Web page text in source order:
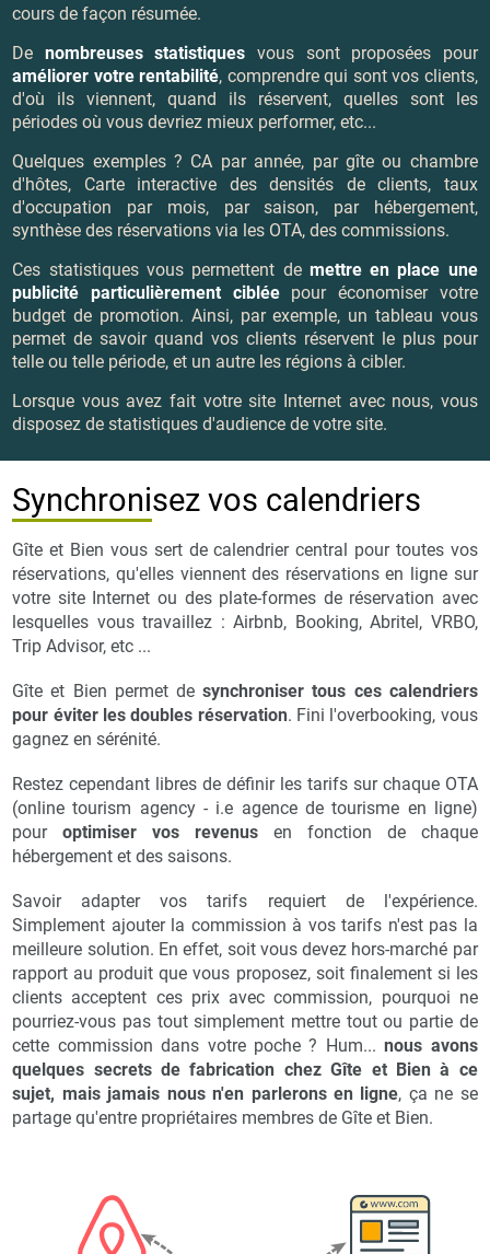
cours de façon résumée.
De nombreuses statistiques vous sont proposées pour
améliorer votre rentabilité, comprendre qui sont vos clients,
d'où ils viennent, quand ils réservent, quelles sont les
périodes où vous devriez mieux performer, etc...
Quelques exemples ? CA par année, par gîte ou chambre
d'hôtes, Carte interactive des densités de clients, taux
d'occupation par mois, par saison, par hébergement,
synthèse des réservations via les OTA, des commissions.
Ces statistiques vous permettent de mettre en place une
publicité particulièrement cibléepour économiser votre
budget de promotion. Ainsi, par exemple, un tableau vous
permet de savoir quand vos clients réservent le plus pour
telle ou telle période, et un autre les régions à cibler.
Lorsque vous avez fait votre site Internet avec nous, vous
disposez de statistiques d'audience de votre site.
Synchronisez vos calendriers
Gîte et Bien vous sert de calendrier central pour toutes vos
réservations, qu'elles viennent des réservations en ligne sur
votre site Internet ou des plate-formes de réservation avec
lesquelles vous travaillez : Airbnb, Booking, Abritel, VRBO,
Trip Advisor, etc ...
Gîte et Bien permet desynchroniser tous ces calendriers
pour éviter les doubles réservation. Fini l'overbooking, vous
gagnez en sérénité.
Restez cependant libres de définir les tarifs sur chaque OTA
(online tourism agency - i.e agence de tourisme en ligne)
pouroptimiser vos revenus en fonction de chaque
hébergement et des saisons.
Savoir adapter vos tarifs requiert de l'expérience.
Simplement ajouter la commission à vos tarifs n'est pas la
meilleure solution. En effet, soit vous devez hors-marché par
rapport au produit que vous proposez, soit finalement si les
clients acceptent ces prix avec commission, pourquoi ne
pourriez-vous pas tout simplement mettre tout ou partie de
cette commission dans votre poche ? Hum...nous avons
quelques secrets de fabrication chez Gîte et Bien à ce
sujet, mais jamais nous n'en parlerons en ligne, ça ne se
partage qu'entre propriétaires membres de Gîte et Bien.